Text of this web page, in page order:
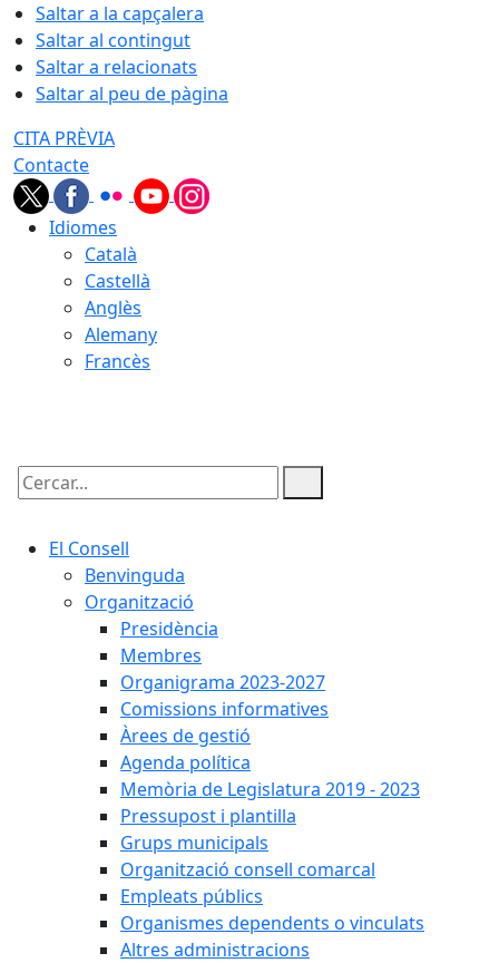
Saltar a la capçalera
Saltar al contingut
Saltar a relacionats
Saltar al peu de pàgina
CITA PRÈVIA
Contacte
Idiomes
Català
Castellà
Anglès
Alemany
Francès
Cercar:
El Consell
Benvinguda
Organització
Presidència
Membres
Organigrama 2023-2027
Comissions informatives
Àrees de gestió
Agenda política
Memòria de Legislatura 2019 - 2023
Pressupost i plantilla
Grups municipals
Organització consell comarcal
Empleats públics
Organismes dependents o vinculats
Altres administracions